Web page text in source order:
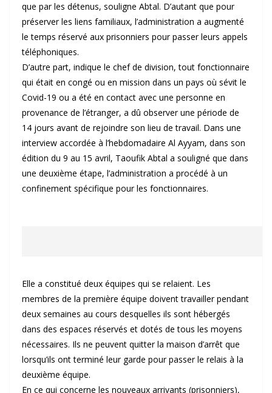
que par les détenus, souligne Abtal. D’autant que pour
préserver les liens familiaux, l’administration a augmenté
le temps réservé aux prisonniers pour passer leurs appels
téléphoniques.
D’autre part, indique le chef de division, tout fonctionnaire
qui était en congé ou en mission dans un pays où sévit le
Covid-19 ou a été en contact avec une personne en
provenance de l’étranger, a dû observer une période de
14 jours avant de rejoindre son lieu de travail. Dans une
interview accordée à l’hebdomadaire Al Ayyam, dans son
édition du 9 au 15 avril, Taoufik Abtal a souligné que dans
une deuxième étape, l’administration a procédé à un
confinement spécifique pour les fonctionnaires.
Elle a constitué deux équipes qui se relaient. Les
membres de la première équipe doivent travailler pendant
deux semaines au cours desquelles ils sont hébergés
dans des espaces réservés et dotés de tous les moyens
nécessaires. Ils ne peuvent quitter la maison d’arrêt que
lorsqu’ils ont terminé leur garde pour passer le relais à la
deuxième équipe.
En ce qui concerne les nouveaux arrivants (prisonniers),